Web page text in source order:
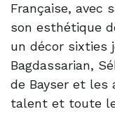
Française, avec
son esthétique
un décor sixties
Bagdassarian,
de Bayser et
talent et toute